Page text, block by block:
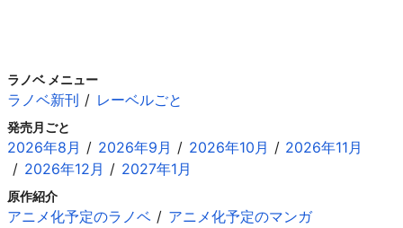
ラノベ メニュー
ラノベ新刊 レーベルごと
発売月ごと
2026年8月 2026年9月 2026年10月
2026年11月
2026年12月
2027年1月
原作紹介
アニメ化予定のラノベ
アニメ化予定のマンガ